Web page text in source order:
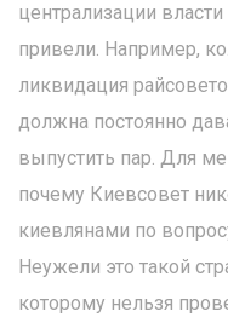
централизации
привели. Например,
ликвидация
должна постоянно
выпустить пар. Для
почему Киевсовет
киевлянами по
Неужели это такой
которому нельзя